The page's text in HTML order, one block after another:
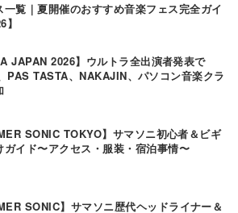
一覧｜夏開催のおすすめ音楽フェス完全ガイ
】
JAPAN 2026】ウルトラ全出演者発表で
PAS TASTA、NAKAJIN、パソコン音楽クラ
SONIC TOKYO】サマソニ初心者＆ビギ
ガイド〜アクセス・服装・宿泊事情〜
SONIC】サマソニ歴代ヘッドライナー＆